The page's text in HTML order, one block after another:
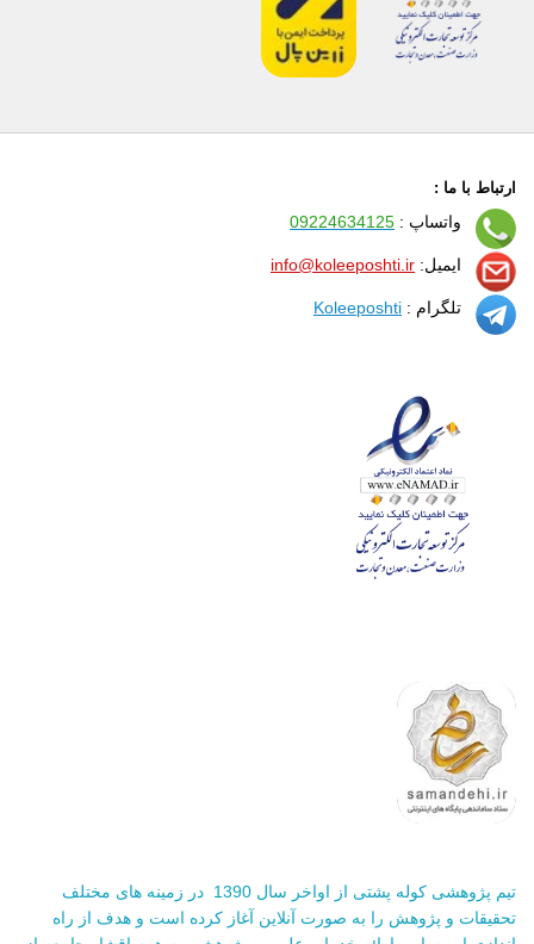
ارتباط با ما :
واتساپ : 09224634125
ایمیل: info@koleeposhti.ir
تلگرام : Koleeposhti
تیم پژوهشی کوله پشتی از اواخر سال 1390 در زمینه های مختلف
تحقیقات و پژوهش را به صورت آنلاین آغاز کرده است و هدف از راه